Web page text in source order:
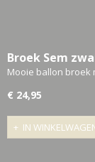
Broek Sem
Mooie ballon
€ 24,95
IN